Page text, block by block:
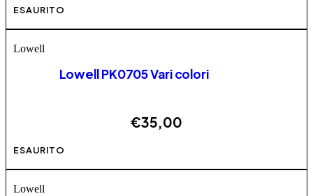
ESAURITO
Lowell
Lowell PK0705 Vari colori
€35,00
ESAURITO
Lowell